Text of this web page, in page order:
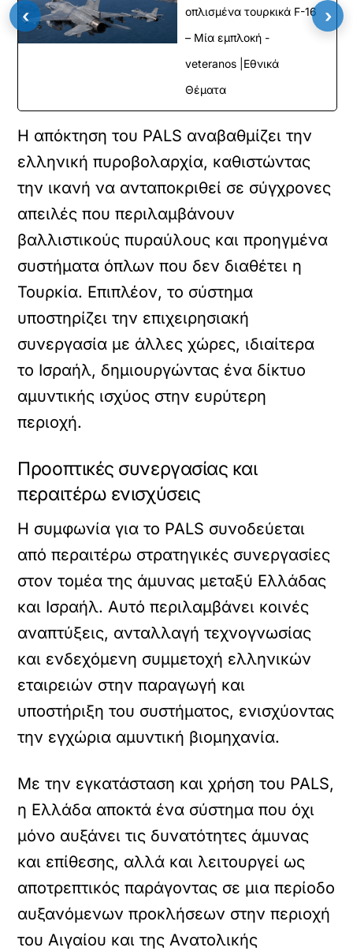
οπλισμένα τουρκικά F-16
– Μία εμπλοκή -
veteranos |Εθνικά
Θέματα
Η απόκτηση του PALS αναβαθμίζει την
ελληνική πυροβολαρχία, καθιστώντας
την ικανή να ανταποκριθεί σε σύγχρονες
απειλές που περιλαμβάνουν
βαλλιστικούς πυραύλους και προηγμένα
συστήματα όπλων που δεν διαθέτει η
Τουρκία. Επιπλέον, το σύστημα
υποστηρίζει την επιχειρησιακή
συνεργασία με άλλες χώρες, ιδιαίτερα
το Ισραήλ, δημιουργώντας ένα δίκτυο
αμυντικής ισχύος στην ευρύτερη
περιοχή.
Προοπτικές συνεργασίας και
περαιτέρω ενισχύσεις
Η συμφωνία για το PALS συνοδεύεται
από περαιτέρω στρατηγικές συνεργασίες
στον τομέα της άμυνας μεταξύ Ελλάδας
και Ισραήλ. Αυτό περιλαμβάνει κοινές
αναπτύξεις, ανταλλαγή τεχνογνωσίας
και ενδεχόμενη συμμετοχή ελληνικών
εταιρειών στην παραγωγή και
υποστήριξη του συστήματος, ενισχύοντας
την εγχώρια αμυντική βιομηχανία.
Με την εγκατάσταση και χρήση του PALS,
η Ελλάδα αποκτά ένα σύστημα που όχι
μόνο αυξάνει τις δυνατότητες άμυνας
και επίθεσης, αλλά και λειτουργεί ως
αποτρεπτικός παράγοντας σε μια περίοδο
αυξανόμενων προκλήσεων στην περιοχή
του Αιγαίου και της Ανατολικής
‹ ›